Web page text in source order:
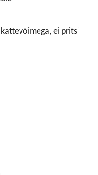
ei pritsi